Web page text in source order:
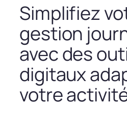
Simplifiez
gestion
avec des
digitaux
votre